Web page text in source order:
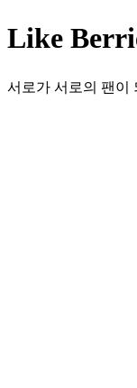
Like
서로가 서로의 팬이